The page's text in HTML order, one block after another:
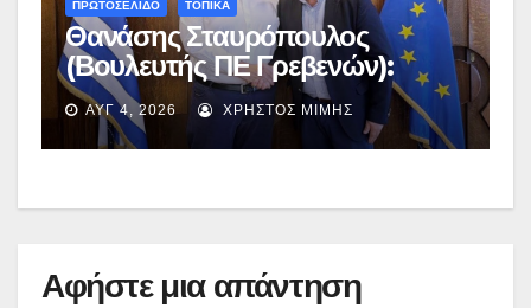
ΠΡΩΤΟΣΕΛΙΔΟ ΤΟΠΙΚΑ
Θανάσης Σταυρόπουλος
(Βουλευτής ΠΕ Γρεβενών):
Έκτακτη χρηματοδότηση
400.000€ για επιπλέον
εργασίες στο Δημοτικό Στάδιο
ΑΥΓ 4, 2026 ΧΡΉΣΤΟΣ ΜΊΜΗΣ
Αφήστε μια απάντηση